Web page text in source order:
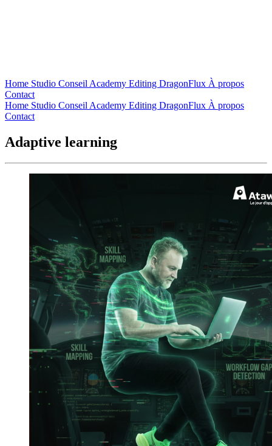
Home Studio Conseil Academy Editing DragonFlux À propos
Contact
Home Studio Conseil Academy Editing DragonFlux À propos
Contact
Adaptive learning